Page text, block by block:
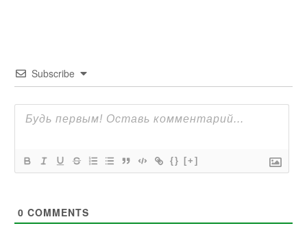
Subscribe
{} [+]
0 COMMENTS